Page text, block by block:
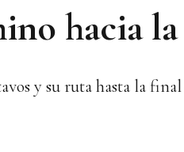
hacia
y su ruta hasta la